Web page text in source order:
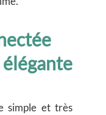
simple et très